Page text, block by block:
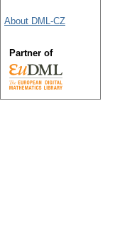
About DML-CZ
Partner of